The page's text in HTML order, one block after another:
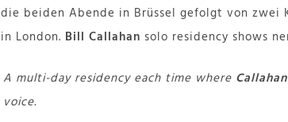
die beiden Abende in Brüssel gefolgt von zwei
in London. Bill Callahan solo residency shows
A multi-day residency each time where Callahan
voice.